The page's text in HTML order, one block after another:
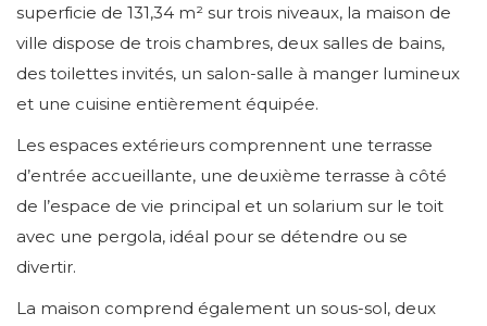
superficie de 131,34 m² sur trois niveaux, la maison de
ville dispose de trois chambres, deux salles de bains,
des toilettes invités, un salon-salle à manger lumineux
et une cuisine entièrement équipée.
Les espaces extérieurs comprennent une terrasse
d’entrée accueillante, une deuxième terrasse à côté
de l’espace de vie principal et un solarium sur le toit
avec une pergola, idéal pour se détendre ou se
divertir.
La maison comprend également un sous-sol, deux